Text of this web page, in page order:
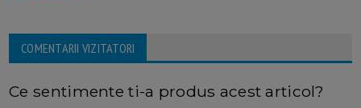
COMENTARII VIZITATORI
Ce sentimente ti-a produs acest articol?